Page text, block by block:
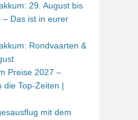
29. August bis
Das ist in eurer
Rondvaarten &
Preise 2027 –
die Top-Zeiten |
mit dem